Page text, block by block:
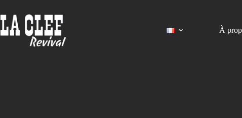
au
contenu
À